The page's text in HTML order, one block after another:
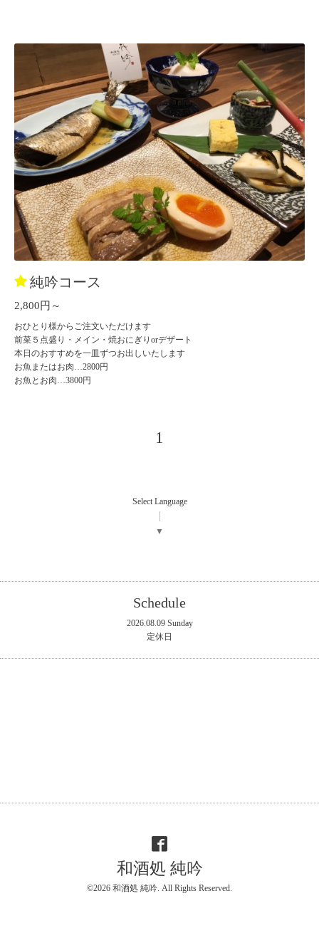
純吟コース
2,800円～
おひとり様からご注文いただけます
前菜５点盛り・メイン・焼おにぎりorデザート
本日のおすすめを一皿ずつお出しいたします
お魚またはお肉…2800円
お魚とお肉…3800円
1
Select Language
▼
Schedule
2026.08.09 Sunday
定休日
和酒処 純吟
©2026 和酒処 純吟 . All Rights Reserved.